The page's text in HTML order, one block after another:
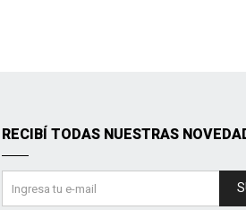
RECIBÍ TODAS NUESTRAS